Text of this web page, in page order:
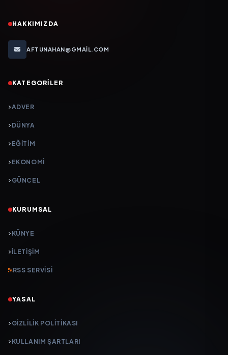
HAKKIMIZDA
AFTUNAHAN@GMAIL.COM
KATEGORILER
ADVER
DÜNYA
EĞİTİM
EKONOMİ
GÜNCEL
KURUMSAL
KÜNYE
İLETIŞIM
RSS SERVISI
YASAL
GIZLILIK POLITIKASI
KULLANIM ŞARTLARI